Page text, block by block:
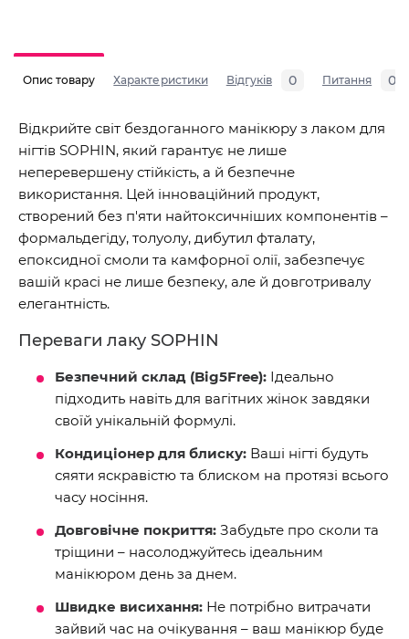
Опис товару Характеристики Відгуків 0 Питання 0
Відкрийте світ бездоганного манікюру з лаком для
нігтів SOPHIN, який гарантує не лише
неперевершену стійкість, а й безпечне
використання. Цей інноваційний продукт,
створений без п'яти найтоксичніших компонентів –
формальдегіду, толуолу, дибутил фталату,
епоксидної смоли та камфорної олії, забезпечує
вашій красі не лише безпеку, але й довготривалу
елегантність.
Переваги лаку SOPHIN
Безпечний склад (Big5Free): Ідеально
підходить навіть для вагітних жінок завдяки
своїй унікальній формулі.
Кондиціонер для блиску: Ваші нігті будуть
сяяти яскравістю та блиском на протязі всього
часу носіння.
Довговічне покриття: Забудьте про сколи та
тріщини – насолоджуйтесь ідеальним
манікюром день за днем.
Швидке висихання: Не потрібно витрачати
зайвий час на очікування – ваш манікюр буде